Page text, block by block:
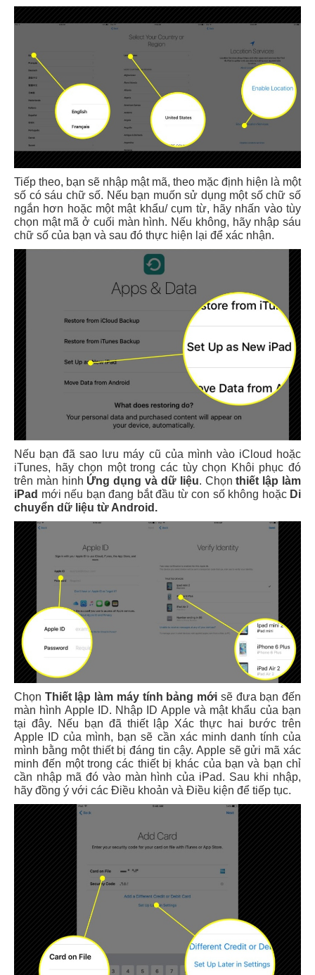
Tiếp theo, bạn sẽ nhập mật mã, theo mặc định hiện là một
số có sáu chữ số. Nếu bạn muốn sử dụng một số chữ số
ngắn hơn hoặc một mật khẩu/ cụm từ, hãy nhấn vào tùy
chọn mật mã ở cuối màn hình. Nếu không, hãy nhập sáu
chữ số của bạn và sau đó thực hiện lại để xác nhận.
Nếu bạn đã sao lưu máy cũ của mình vào iCloud hoặc
iTunes, hãy chọn một trong các tùy chọn Khôi phục đó
trên màn hinh Ứng dụng và dữ liệu. Chọnthiết lập làm
iPad mới nếu bạn đang bắt đầu từ con số không hoặc Di
chuyển dữ liệu từ Android.
Chọn Thiết lập làm máy tính bảng mới sẽ đưa bạn đến
màn hình Apple ID. Nhập ID Apple và mật khẩu của bạn
tại đây. Nếu bạn đã thiết lập Xác thực hai bước trên
Apple ID của mình, bạn sẽ cần xác minh danh tính của
mình bằng một thiết bị đáng tin cậy. Apple sẽ gửi mã xác
minh đến một trong các thiết bị khác của bạn và bạn chỉ
cần nhập mã đó vào màn hình của iPad. Sau khi nhập,
hãy đồng ý với các Điều khoản và Điều kiện để tiếp tục.